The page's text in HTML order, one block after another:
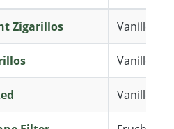
Zigarillos Vanille
Vanille
Vanille